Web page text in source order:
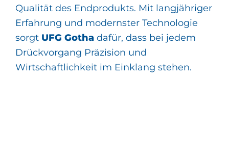
Qualität des Endprodukts. Mit langjähriger
Erfahrung und modernster Technologie
sorgt UFG Gotha dafür, dass bei jedem
Drückvorgang Präzision und
Wirtschaftlichkeit im Einklang stehen.